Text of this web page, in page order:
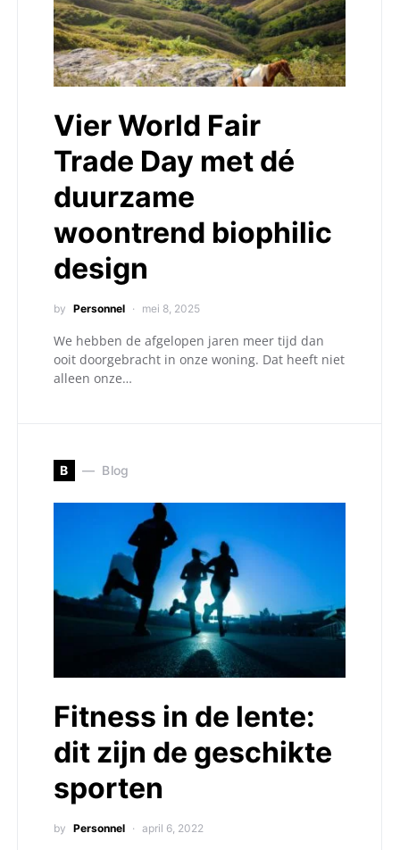
Vier World Fair
Trade Day met dé
duurzame
woontrend biophilic
design
by Personnel mei 8, 2025
We hebben de afgelopen jaren meer tijd dan
ooit doorgebracht in onze woning. Dat heeft niet
alleen onze…
B Blog
Fitness in de lente:
dit zijn de geschikte
sporten
by Personnel april 6, 2022